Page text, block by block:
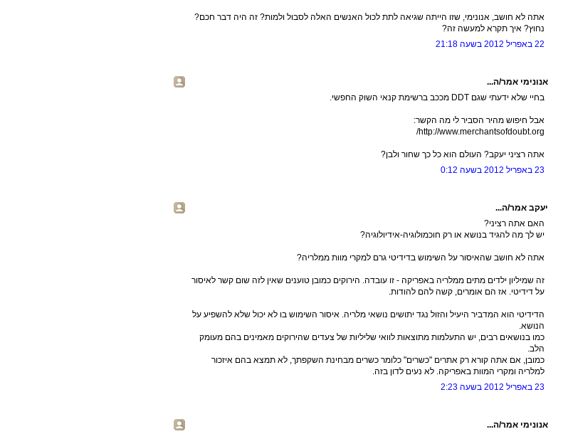
אתה לא חושב, אנונימי, שזו הייתה שגיאה לתת לכול האנשים האלה לסבול ולמות? זה היה דבר חכם?
נחוץ? איך תקרא למעשה זה?
22 באפריל 2012 בשעה 21:18
אנונימי אמר/ה...
בחיי שלא ידעתי שגם DDT מככב ברשימת קנאי השוק החפשי.
אבל חיפוש מהיר הסביר לי מה הקשר:
http://www.merchantsofdoubt.org/
אתה רציני יעקב? העולם הוא כל כך שחור ולבן?
23 באפריל 2012 בשעה 0:12
יעקב אמר/ה...
האם אתה רציני?
יש לך מה להגיד בנושא או רק חוכמולוגיה-אידיולוגיה?
אתה לא חושב שהאיסור על השימוש בדידיטי גרם למקרי מוות ממלריה?
זה שמיליון ילדים מתים ממלריה באפריקה - זו עובדה. הירוקים כמובן טוענים שאין לזה שום קשר לאיסור
על דידיטי. אז הם אומרים, קשה להם להודות.
הדידיטי הוא המדביר היעיל והזול נגד יתושים נושאי מלריה. איסור השימוש בו לא יכול שלא להשפיע על
הנושא.
כמו בנושאים רבים, יש התעלמות מתוצאות לוואי שליליות של צעדים שהירוקים מאמינים בהם מעומק
הלב.
כמובן, אם אתה קורא רק אתרים "כשרים" כלומר כשרים מבחינת השקפתך, לא תמצא בהם איזכור
למלריה ומקרי המוות באפריקה. לא נעים לדון בזה.
23 באפריל 2012 בשעה 2:23
אנונימי אמר/ה...